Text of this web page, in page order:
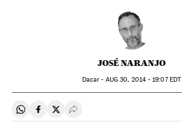
JOSÉ NARANJO
Dacar - AUG 30, 2014 - 19:07EDT
Compartir en Whatsapp
Compartir en Facebook
Compartir en Twitter
Desplegar Redes Sociales